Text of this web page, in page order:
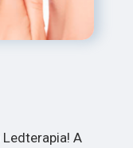
A